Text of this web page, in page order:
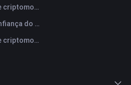
Resumo das notícias de criptomoedas da FameEX hoje | 29 de julho de 2026
FameEX fortalece a confiança do usuário por meio de oito anos de operações estáveis ​​e crescimento global
Resumo das notícias de criptomoedas da FameEX hoje | 28 de julho de 2026